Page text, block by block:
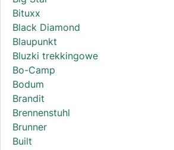
Bituxx
Black Diamond
Blaupunkt
Bluzki trekkingowe
Bo-Camp
Bodum
Brandit
Brennenstuhl
Brunner
Built